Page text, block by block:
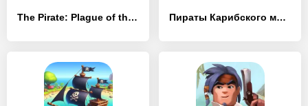
The Pirate: Plague of the Dead Пираты Карибского моря